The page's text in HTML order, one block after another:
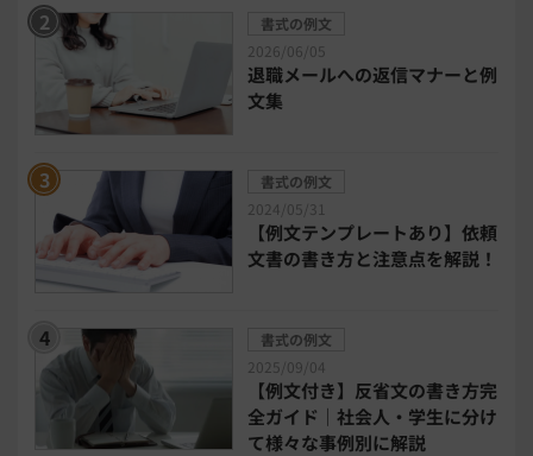
2026年トレンド ビジネススキル
DX・デジタル化 電子帳簿保存法
民法改正対応書式テンプレート
bizoceanお勧め動画
タイアップ
ニューノーマル時代における企業のあり方
書式の例文
2026/06/05
退職メールへの返信マナーと例
文集
書式の例文
2024/05/31
【例文テンプレートあり】依頼
文書の書き方と注意点を解説！
書式の例文
2025/09/04
【例文付き】反省文の書き方完
全ガイド｜社会人・学生に分け
て様々な事例別に解説